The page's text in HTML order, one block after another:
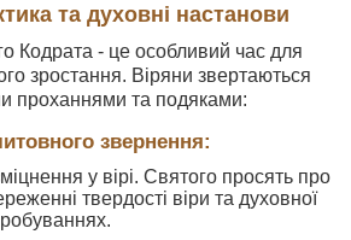
та духовні настанови
Кодрата - це особливий час для
зростання. Віряни звертаються
проханнями та подяками:
звернення:
у вірі. Святого просять про
твердості віри та духовної